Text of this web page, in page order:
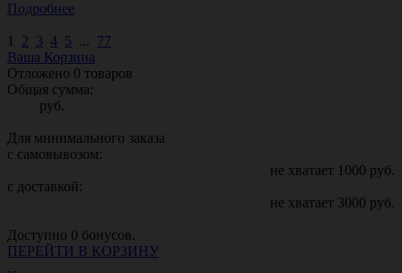
Подробнее
1 2 3 4 5 ... 77
Ваша Корзина
Отложено 0 товаров
Общая сумма:
руб.
Для минимального заказа
с самовывозом:
не хватает 1000 руб.
с доставкой:
не хватает 3000 руб.
Доступно 0 бонусов.
ПЕРЕЙТИ В КОРЗИНУ